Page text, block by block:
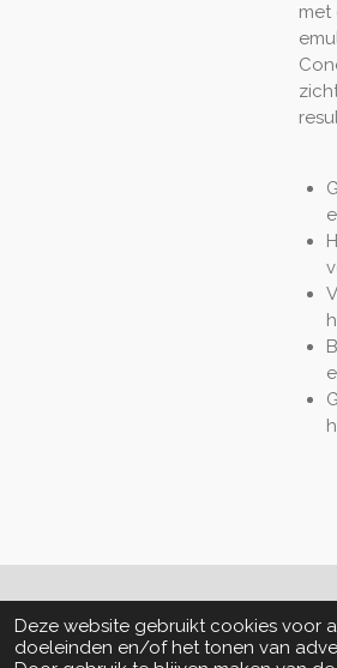
Deze website gebruikt cookies voor
doeleinden en/of het tonen van
met
© 2020 - 2022 La Perla Skin & Beauty -